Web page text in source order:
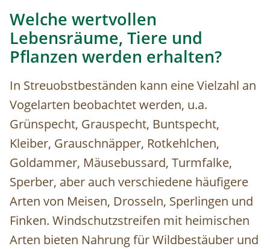
Welche wertvollen
Lebensräume, Tiere und
Pflanzen werden erhalten?
In Streuobstbeständen kann eine Vielzahl an
Vogelarten beobachtet werden, u.a.
Grünspecht, Grauspecht, Buntspecht,
Kleiber, Grauschnäpper, Rotkehlchen,
Goldammer, Mäusebussard, Turmfalke,
Sperber, aber auch verschiedene häufigere
Arten von Meisen, Drosseln, Sperlingen und
Finken. Windschutzstreifen mit heimischen
Arten bieten Nahrung für Wildbestäuber und